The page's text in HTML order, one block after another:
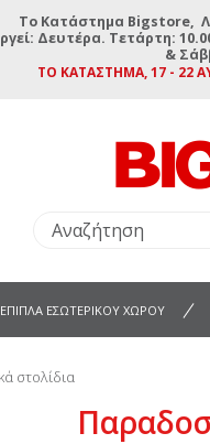
To Κατάστημα Bigstore, Λ.
Δευτέρα. Τετάρτη:
&
ΤΟ ΚΑΤΆΣΤΗΜΑ, 17 - 22
ΕΠΙΠΛΑ ΕΣΩΤΕΡΙΚΟΥ ΧΩΡΟΥ
στολίδια